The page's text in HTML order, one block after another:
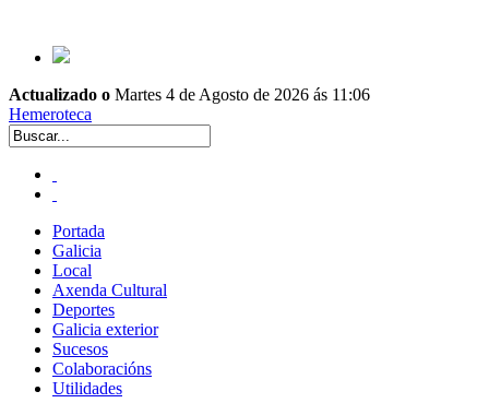
Actualizado o Martes 4 de Agosto de 2026 ás 11:06
Hemeroteca
Portada
Galicia
Local
Axenda Cultural
Deportes
Galicia exterior
Sucesos
Colaboracións
Utilidades